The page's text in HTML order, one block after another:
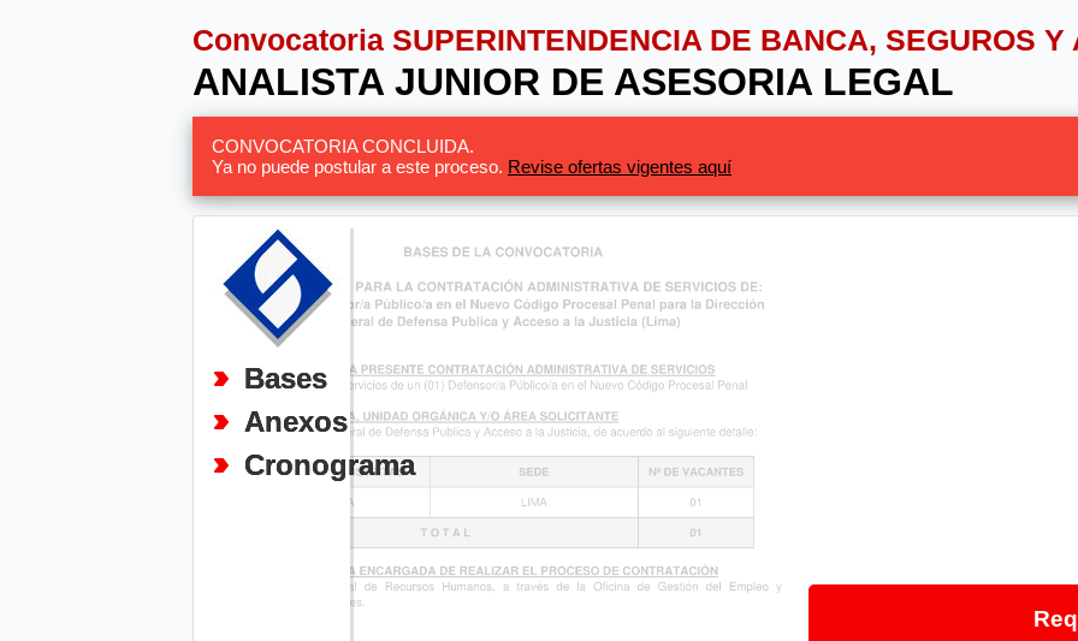
Convocatoria SUPERINTENDENCIA DE BANCA, SEGUROS Y
ANALISTA JUNIOR DE ASESORIA LEGAL
CONVOCATORIA CONCLUIDA.
Ya no puede postular a este proceso. Revise ofertas vigentes aquí
Bases
Anexos
Cronograma